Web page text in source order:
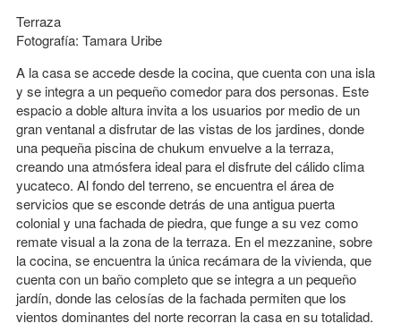
Terraza
Fotografía: Tamara Uribe
A la casa se accede desde la cocina, que cuenta con una isla
y se integra a un pequeño comedor para dos personas. Este
espacio a doble altura invita a los usuarios por medio de un
gran ventanal a disfrutar de las vistas de los jardines, donde
una pequeña piscina de chukum envuelve a la terraza,
creando una atmósfera ideal para el disfrute del cálido clima
yucateco. Al fondo del terreno, se encuentra el área de
servicios que se esconde detrás de una antigua puerta
colonial y una fachada de piedra, que funge a su vez como
remate visual a la zona de la terraza. En el mezzanine, sobre
la cocina, se encuentra la única recámara de la vivienda, que
cuenta con un baño completo que se integra a un pequeño
jardín, donde las celosías de la fachada permiten que los
vientos dominantes del norte recorran la casa en su totalidad.